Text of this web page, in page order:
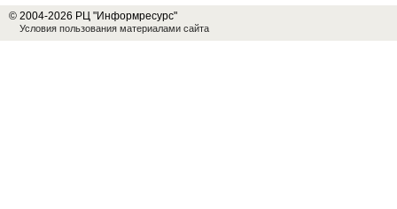
© 2004-2026 РЦ "Информресурс"
Условия пользования материалами сайта